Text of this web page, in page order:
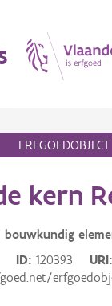
ERFGOEDOBJECT
kern
bouwkundig
ID 120393
URI